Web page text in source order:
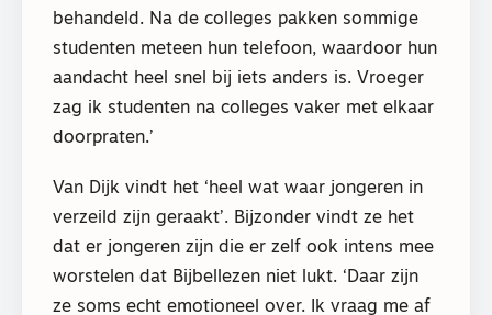
behandeld. Na de colleges pakken sommige
studenten meteen hun telefoon, waardoor hun
aandacht heel snel bij iets anders is. Vroeger
zag ik studenten na colleges vaker met elkaar
doorpraten.’
Van Dijk vindt het ‘heel wat waar jongeren in
verzeild zijn geraakt’. Bijzonder vindt ze het
dat er jongeren zijn die er zelf ook intens mee
worstelen dat Bijbellezen niet lukt. ‘Daar zijn
ze soms echt emotioneel over. Ik vraag me af